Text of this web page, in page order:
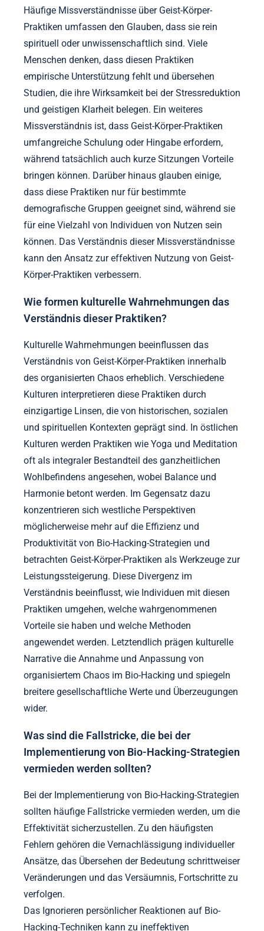
Häufige Missverständnisse über Geist-Körper-
Praktiken umfassen den Glauben, dass sie rein
spirituell oder unwissenschaftlich sind. Viele
Menschen denken, dass diesen Praktiken
empirische Unterstützung fehlt und übersehen
Studien, die ihre Wirksamkeit bei der Stressreduktion
und geistigen Klarheit belegen. Ein weiteres
Missverständnis ist, dass Geist-Körper-Praktiken
umfangreiche Schulung oder Hingabe erfordern,
während tatsächlich auch kurze Sitzungen Vorteile
bringen können. Darüber hinaus glauben einige,
dass diese Praktiken nur für bestimmte
demografische Gruppen geeignet sind, während sie
für eine Vielzahl von Individuen von Nutzen sein
können. Das Verständnis dieser Missverständnisse
kann den Ansatz zur effektiven Nutzung von Geist-
Körper-Praktiken verbessern.
Wie formen kulturelle Wahrnehmungen das
Verständnis dieser Praktiken?
Kulturelle Wahrnehmungen beeinflussen das
Verständnis von Geist-Körper-Praktiken innerhalb
des organisierten Chaos erheblich. Verschiedene
Kulturen interpretieren diese Praktiken durch
einzigartige Linsen, die von historischen, sozialen
und spirituellen Kontexten geprägt sind. In östlichen
Kulturen werden Praktiken wie Yoga und Meditation
oft als integraler Bestandteil des ganzheitlichen
Wohlbefindens angesehen, wobei Balance und
Harmonie betont werden. Im Gegensatz dazu
konzentrieren sich westliche Perspektiven
möglicherweise mehr auf die Effizienz und
Produktivität von Bio-Hacking-Strategien und
betrachten Geist-Körper-Praktiken als Werkzeuge zur
Leistungssteigerung. Diese Divergenz im
Verständnis beeinflusst, wie Individuen mit diesen
Praktiken umgehen, welche wahrgenommenen
Vorteile sie haben und welche Methoden
angewendet werden. Letztendlich prägen kulturelle
Narrative die Annahme und Anpassung von
organisiertem Chaos im Bio-Hacking und spiegeln
breitere gesellschaftliche Werte und Überzeugungen
wider.
Was sind die Fallstricke, die bei der
Implementierung von Bio-Hacking-Strategien
vermieden werden sollten?
Bei der Implementierung von Bio-Hacking-Strategien
sollten häufige Fallstricke vermieden werden, um die
Effektivität sicherzustellen. Zu den häufigsten
Fehlern gehören die Vernachlässigung individueller
Ansätze, das Übersehen der Bedeutung schrittweiser
Veränderungen und das Versäumnis, Fortschritte zu
verfolgen.
Das Ignorieren persönlicher Reaktionen auf Bio-
Hacking-Techniken kann zu ineffektiven